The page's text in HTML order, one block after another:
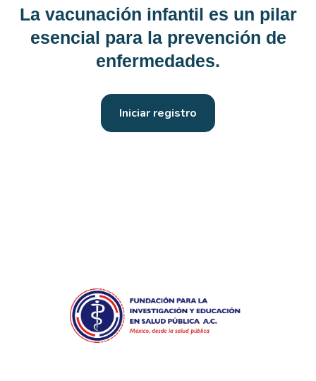
La vacunación infantil es un pilar
esencial para la prevención de
enfermedades.
Iniciar registro